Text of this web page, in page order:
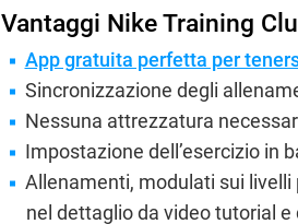
Vantaggi Nike Training
App gratuita perfetta per
Sincronizzazione degli
Nessuna attrezzatura
Impostazione dell’esercizio in
Allenamenti, modulati sui
nel dettaglio da video tutorial